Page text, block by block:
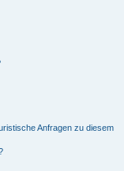
Anfragen zu diesem